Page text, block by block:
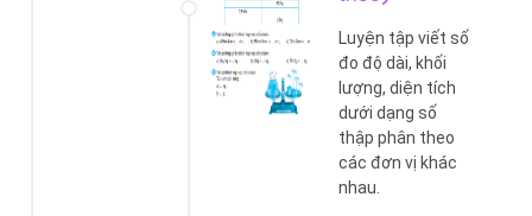
Luyện tập viết số
đo độ dài, khối
lượng, diện tích
dưới dạng số
thập phân theo
các đơn vị khác
nhau.